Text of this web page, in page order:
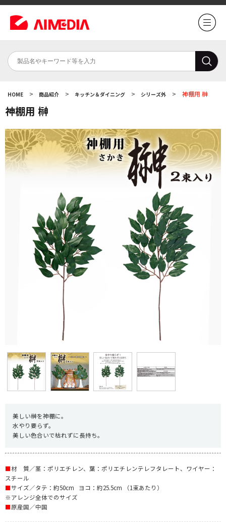
HOME > 商品紹介 > キッチン＆ダイニング > シリーズ外 > 神棚用 榊
神棚用 榊
美しい榊を神棚に。
水やり要らず。
美しい色合いで枯れずに長持ち。
■材 質／茎：ポリエチレン、葉：ポリエチレンテレフタレート、ワイヤー：
スチール
■サイズ／タテ：約50cm ヨコ：約25.5cm （1束あたり）
※アレンジ全体でのサイズ
■原産国／中国